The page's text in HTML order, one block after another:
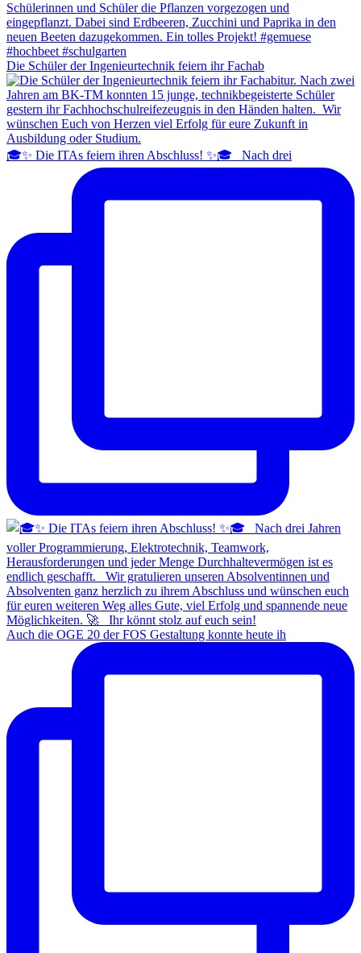
Die Schüler der Ingenieurtechnik feiern ihr Fachab
🎓✨ Die ITAs feiern ihren Abschluss! ✨🎓 Nach drei
Auch die OGE 20 der FOS Gestaltung konnte heute ih